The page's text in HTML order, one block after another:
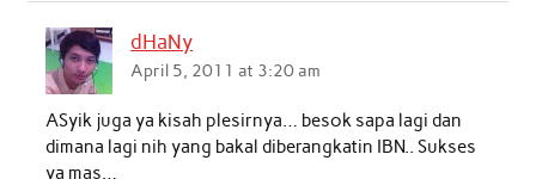
dHaNy
April 5, 2011 at 3:20 am
ASyik juga ya kisah plesirnya… besok sapa lagi dan
dimana lagi nih yang bakal diberangkatin IBN.. Sukses
ya mas…